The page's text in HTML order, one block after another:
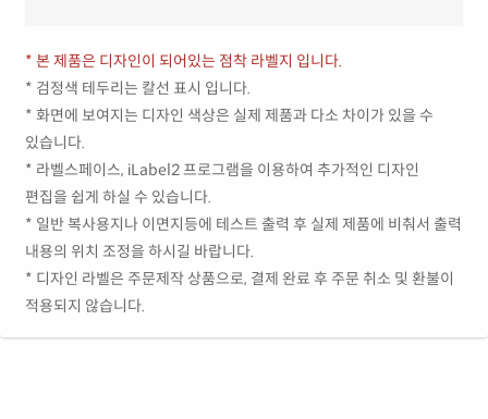
* 본 제품은 디자인이 되어있는 점착 라벨지 입니다.
* 검정색 테두리는 칼선 표시 입니다.
* 화면에 보여지는 디자인 색상은 실제 제품과 다소 차이가 있을 수
있습니다.
* 라벨스페이스, iLabel2 프로그램을 이용하여 추가적인 디자인
편집을 쉽게 하실 수 있습니다.
* 일반 복사용지나 이면지등에 테스트 출력 후 실제 제품에 비춰서 출력
내용의 위치 조정을 하시길 바랍니다.
* 디자인 라벨은 주문제작 상품으로, 결제 완료 후 주문 취소 및 환불이
적용되지 않습니다.